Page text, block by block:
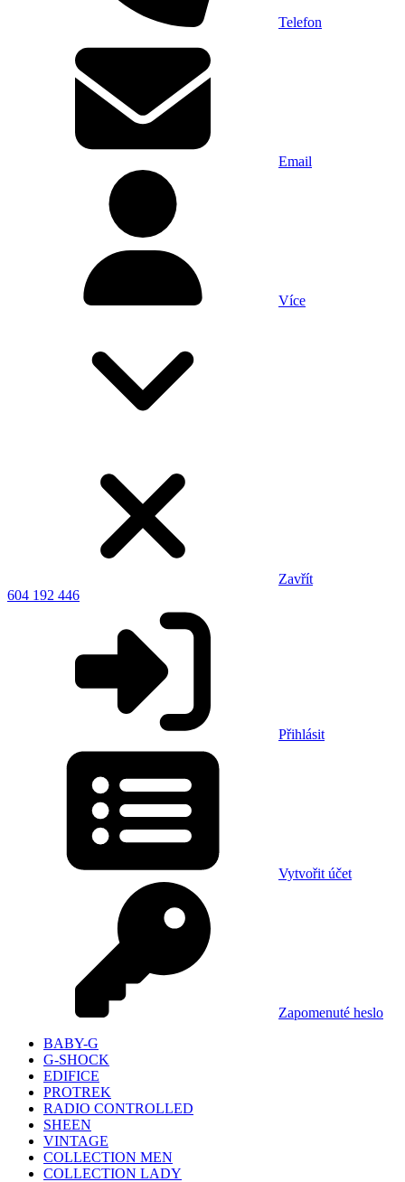
Telefon
Email
Více
Zavřít
604 192 446
Přihlásit
Vytvořit účet
Zapomenuté heslo
BABY-G
G-SHOCK
EDIFICE
PROTREK
RADIO CONTROLLED
SHEEN
VINTAGE
COLLECTION MEN
COLLECTION LADY